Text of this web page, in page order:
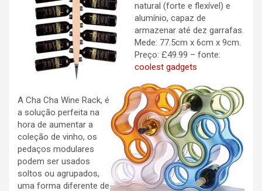
natural (forte e flexível) e
alumínio, capaz de
armazenar até dez garrafas.
Mede: 77.5cm x 6cm x 9cm.
Preço: £49.99 – fonte:
coolest gadgets
A Cha Cha Wine Rack, é
a solução perfeita na
hora de aumentar a
coleção de vinho, os
pedaços modulares
podem ser usados
soltos ou agrupados,
uma forma diferente de